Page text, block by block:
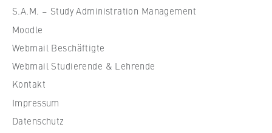
i
r
t
c
h
S.A.M. – Study Administration Management
Moodle
Webmail Beschäftigte
Webmail Studierende & Lehrende
Kontakt
Impressum
Datenschutz